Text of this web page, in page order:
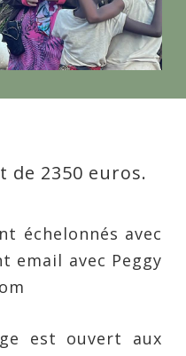
de 2350 euros.
échelonnés avec
email avec Peggy
est ouvert aux